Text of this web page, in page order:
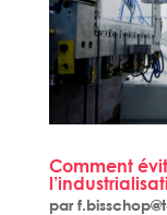
Comment
par